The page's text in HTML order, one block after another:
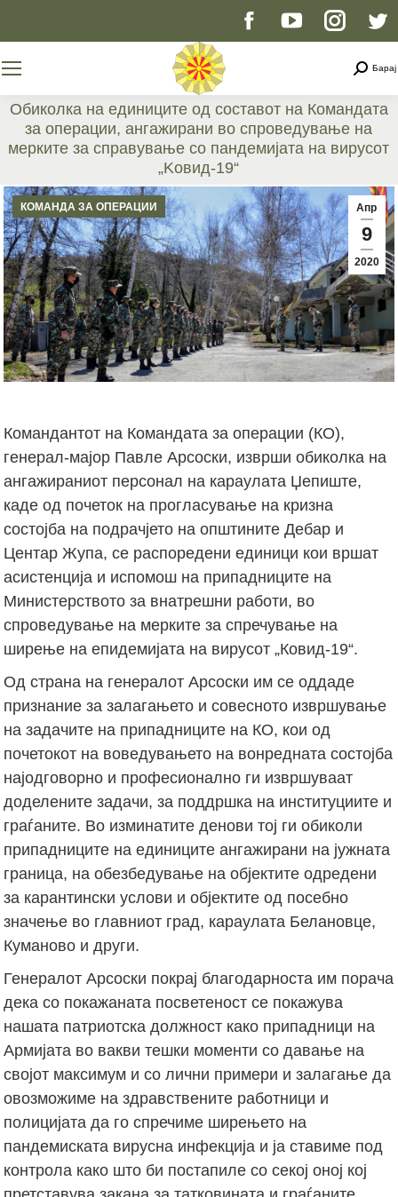
Facebook
opens
in
new
window
YouTube
opens
in
new
window
page
opens
in
new
window
Барај
Обиколка на единиците од составот на Командата
за операции, ангажирани во спроведување на
мерките за справување со пандемијата на вирусот
„Kовид-19“
You are here:
Апр
9
2020
КОМАНДА ЗА ОПЕРАЦИИ
Командантот на Командата за операции (КО),
генерал-мајор Павле Арсоски, изврши обиколка на
ангажираниот персонал на караулата Џепиште,
каде од почеток на прогласување на кризна
состојба на подрачјето на општините Дебар и
Центар Жупа, се распоредени единици кои вршат
асистенција и испомош на припадниците на
Министерството за внатрешни работи, во
спроведување на мерките за спречување на
ширење на епидемијата на вирусот „Ковид-19“.
Од страна на генералот Арсоски им се оддаде
признание за залагањето и совесното извршување
на задачите на припадниците на КО, кои од
почетокот на воведувањето на вонредната состојба
најодговорно и професионално ги извршуваат
доделените задачи, за поддршка на институциите и
граѓаните. Во изминатите денови тој ги обиколи
припадниците на единиците ангажирани на јужната
граница, на обезбедување на објектите одредени
за карантински услови и објектите од посебно
значење во главниот град, караулата Белановце,
Куманово и други.
Генералот Арсоски покрај благодарноста им порача
дека со покажаната посветеност се покажува
нашата патриотска должност како припадници на
Армијата во вакви тешки моменти со давање на
својот максимум и со лични примери и залагање да
овозможиме на здравствените работници и
полицијата да го спречиме ширењето на
пандемиската вирусна инфекција и ја ставиме под
контрола како што би постапиле со секој оној кој